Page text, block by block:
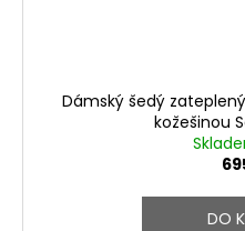
Dámský šedý
kožešinou
DO